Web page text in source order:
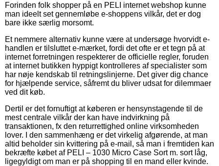
Forinden folk shopper på en PELI internet webshop kunne
man ideelt set gennemløbe e-shoppens vilkår, det er dog
bare ikke særlig morsomt.
Et nemmere alternativ kunne være at undersøge hvorvidt e-
handlen er tilsluttet e-mærket, fordi det ofte er et tegn på at
internet forretningen respekterer de officielle regler, foruden
at internet butikken hyppigt kontrolleres af specialister som
har nøje kendskab til retningslinjerne. Det giver dig chance
for hjælpende service, såfremt du bliver udsat for dilemmaer
ved dit køb.
Dertil er det fornuftigt at køberen er hensynstagende til de
mest centrale vilkår der kan have indvirkning på
transaktionen, fx den returrettighed online virksomheden
lover. I den sammenhæng er det virkelig afgørende, at man
altid beholder sin kvittering på e-mail, så man i fremtiden kan
bekræfte købet af PELI – 1030 Micro Case Sort m. sort låg,
ligegyldigt om man er på shopping til en mand eller kvinde.